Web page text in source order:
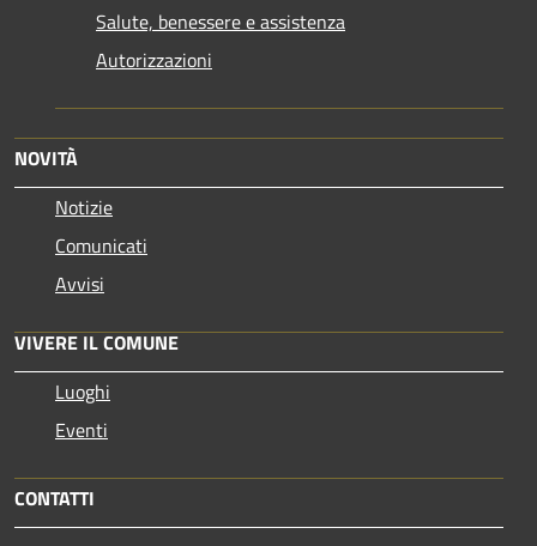
Salute, benessere e assistenza
Autorizzazioni
NOVITÀ
Notizie
Comunicati
Avvisi
VIVERE IL COMUNE
Luoghi
Eventi
CONTATTI